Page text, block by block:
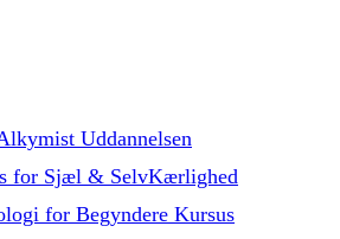
Uddannelsen
for Sjæl & SelvKærlighed
for Begyndere Kursus